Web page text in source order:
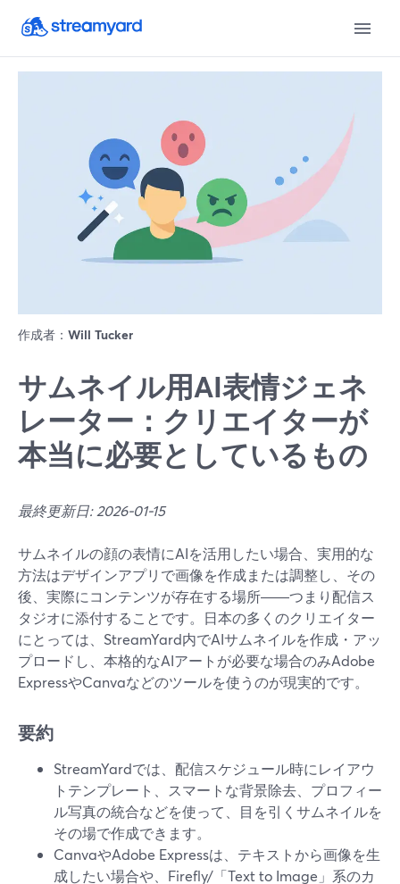
作成者： Will Tucker
サムネイル用AI表情ジェネ
レーター：クリエイターが
本当に必要としているもの
最終更新日: 2026-01-15
サムネイルの顔の表情にAIを活用したい場合、実用的な
方法はデザインアプリで画像を作成または調整し、その
後、実際にコンテンツが存在する場所――つまり配信ス
タジオに添付することです。日本の多くのクリエイター
にとっては、StreamYard内でAIサムネイルを作成・アッ
プロードし、本格的なAIアートが必要な場合のみAdobe
ExpressやCanvaなどのツールを使うのが現実的です。
要約
StreamYardでは、配信スケジュール時にレイアウ
トテンプレート、スマートな背景除去、プロフィー
ル写真の統合などを使って、目を引くサムネイルを
その場で作成できます。
CanvaやAdobe Expressは、テキストから画像を生
成したい場合や、Firefly/「Text to Image」系のカ